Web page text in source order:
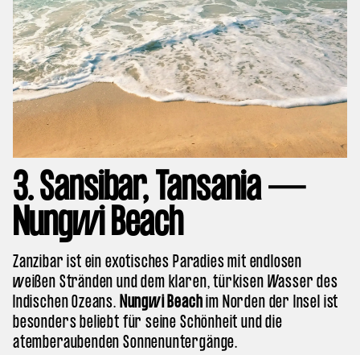
3. Sansibar, Tansania —
Nungwi Beach
Zanzibar ist ein exotisches Paradies mit endlosen
weißen Stränden und dem klaren, türkisen Wasser des
Indischen Ozeans. Nungwi Beachim Norden der Insel ist
besonders beliebt für seine Schönheit und die
atemberaubenden Sonnenuntergänge.